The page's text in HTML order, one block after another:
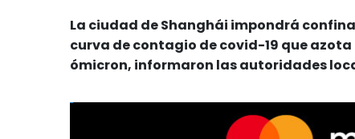
La ciudad de Shanghái impondrá
curva de contagio de covid-19 que
ómicron, informaron las autoridades